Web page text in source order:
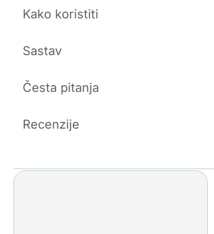
Kako koristiti
Sastav
Česta pitanja
Recenzije